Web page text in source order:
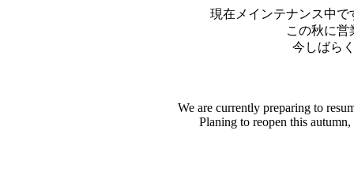
現在メインテナンス中
この秋に営
今しばら
We are currently preparing to
Planing to reopen this